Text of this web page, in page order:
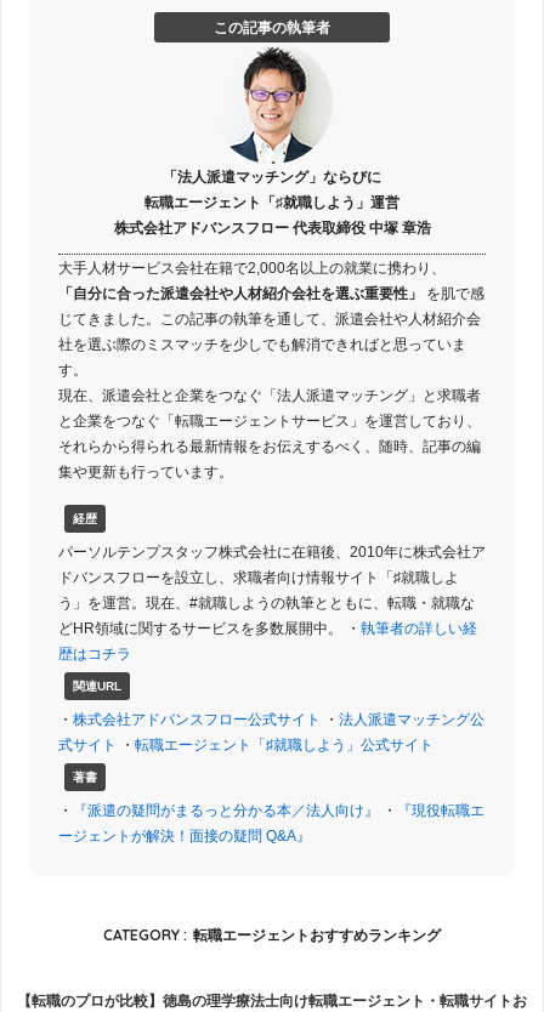
この記事の執筆者
「法人派遣マッチング」ならびに
転職エージェント「♯就職しよう」運営
株式会社アドバンスフロー 代表取締役 中塚 章浩
大手人材サービス会社在籍で2,000名以上の就業に携わり、
「自分に合った派遣会社や人材紹介会社を選ぶ重要性」
を肌で感
じてきました。この記事の執筆を通して、派遣会社や人材紹介会
社を選ぶ際のミスマッチを少しでも解消できればと思っていま
す。
現在、派遣会社と企業をつなぐ「法人派遣マッチング」と求職者
と企業をつなぐ「転職エージェントサービス」を運営しており、
それらから得られる最新情報をお伝えするべく、随時、記事の編
集や更新も行っています。
経歴
パーソルテンプスタッフ株式会社に在籍後、2010年に株式会社ア
ドバンスフローを設立し、求職者向け情報サイト「♯就職しよ
う」を運営。現在、#就職しようの執筆とともに、転職・就職な
どHR領域に関するサービスを多数展開中。 ・ 執筆者の詳しい経
歴はコチラ
関連URL
・ 株式会社アドバンスフロー公式サイト ・ 法人派遣マッチング公
式サイト
・ 転職エージェント「♯就職しよう」公式サイト
著書
・ 『派遣の疑問がまるっと分かる本／法人向け』 ・
『現役転職エ
ージェントが解決！面接の疑問 Q&A』
CATEGORY : 転職エージェントおすすめランキング
【転職のプロが比較】徳島の理学療法士向け転職エージェント・転職サイトお